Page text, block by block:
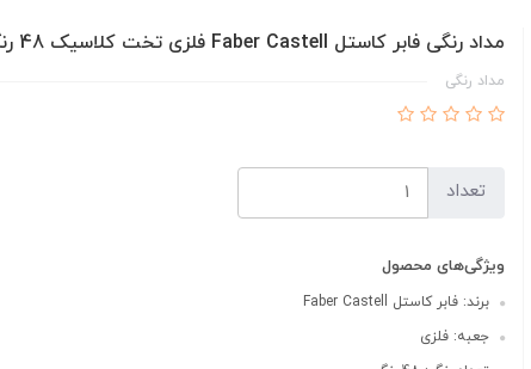
مداد رنگی فابر کاستل Faber Castell فلزی تخت کلاسیک 48 رنگ
مداد رنگی
تعداد
ویژگی‌های محصول
برند: فابر کاستل Faber Castell
جعبه: فلزی